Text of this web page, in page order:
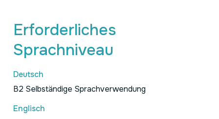
Erforderliches
Sprachniveau
Deutsch
B2 Selbständige Sprachverwendung
Englisch